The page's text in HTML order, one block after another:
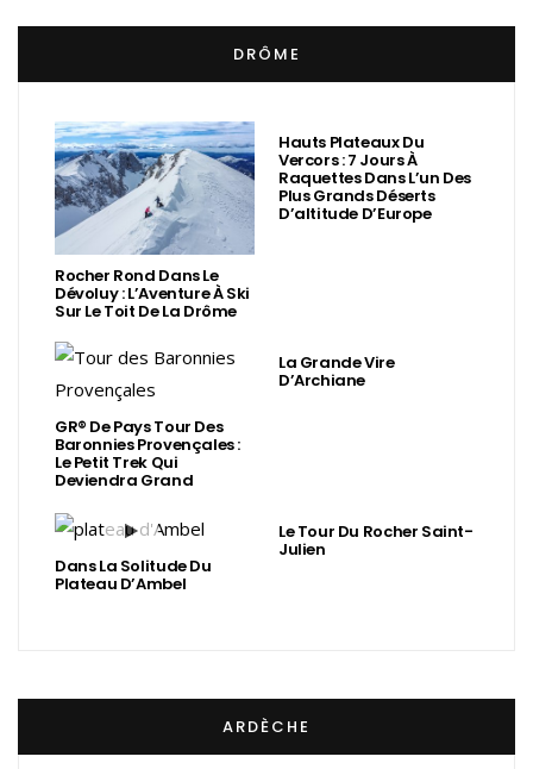
DRÔME
Rocher Rond Dans Le
Dévoluy : L’Aventure À Ski
Sur Le Toit De La Drôme
Hauts Plateaux Du
Vercors : 7 Jours À
Raquettes Dans L’un Des
Plus Grands Déserts
D’altitude D’Europe
GR® De Pays Tour Des
Baronnies Provençales :
Le Petit Trek Qui
Deviendra Grand
La Grande Vire
D’Archiane
Dans La Solitude Du
Plateau D’Ambel
Le Tour Du Rocher Saint-
Julien
ARDÈCHE